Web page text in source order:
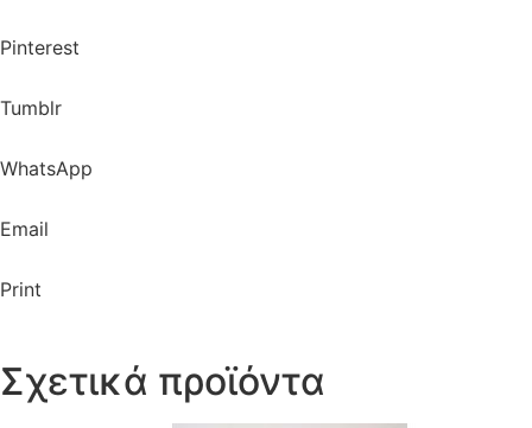
Pinterest
Tumblr
WhatsApp
Email
Print
Σχετικά προϊόντα